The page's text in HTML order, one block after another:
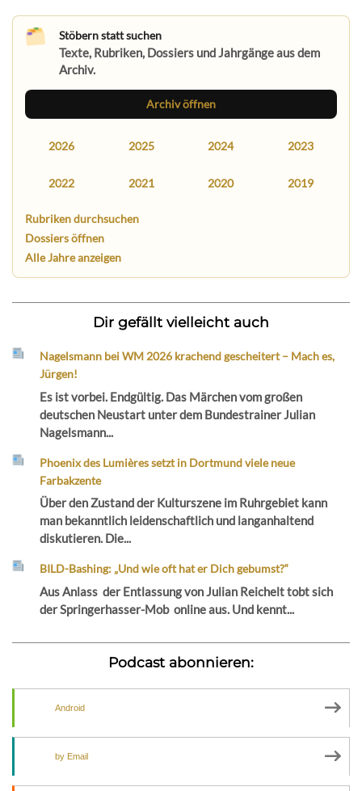
Stöbern statt suchen
Texte, Rubriken, Dossiers und Jahrgänge aus dem
Archiv.
Archiv öffnen
2026 2025 2024 2023
2022 2021 2020 2019
Rubriken durchsuchen
Dossiers öffnen
Alle Jahre anzeigen
Dir gefällt vielleicht auch
Nagelsmann bei WM 2026 krachend gescheitert – Mach es,
Jürgen!
Es ist vorbei. Endgültig. Das Märchen vom großen
deutschen Neustart unter dem Bundestrainer Julian
Nagelsmann...
Phoenix des Lumières setzt in Dortmund viele neue
Farbakzente
Über den Zustand der Kulturszene im Ruhrgebiet kann
man bekanntlich leidenschaftlich und langanhaltend
diskutieren. Die...
BILD-Bashing: „Und wie oft hat er Dich gebumst?“
Aus Anlass der Entlassung von Julian Reichelt tobt sich
der Springerhasser-Mob online aus. Und kennt...
Podcast abonnieren:
Android
by Email